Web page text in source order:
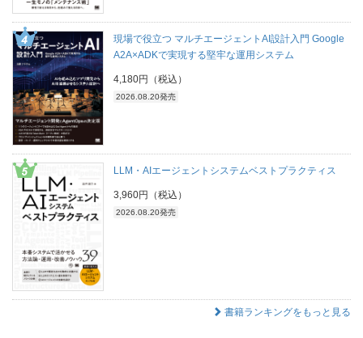
現場で役立つ マルチエージェントAI設計入門 Google
A2A×ADKで実現する堅牢な運用システム
4,180円（税込）
2026.08.20発売
LLM・AIエージェントシステムベストプラクティス
3,960円（税込）
2026.08.20発売
書籍ランキングをもっと見る